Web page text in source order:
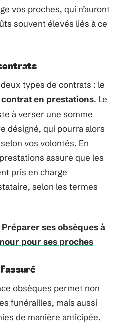
vos proches, qui n’auront
souvent élevés liés à ce
types de contrats : le
contrat en prestations. Le
à verser une somme
désigné, qui pourra alors
vos volontés. En
assure que les
pris en charge
selon les termes
Préparer ses obsèques à
pour ses proches
obsèques permet non
funérailles, mais aussi
de manière anticipée.